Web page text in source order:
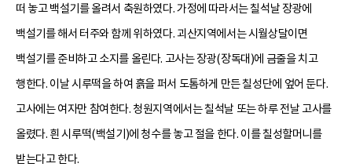
떠 놓고 백설기를 올려서 축원하였다. 가정에 따라서는 칠석날 장광에
백설기를 해서 터주와 함께 위하였다. 괴산지역에서는 시월상달이면
백설기를 준비하고 소지를 올린다. 고사는 장광(장독대)에 금줄을 치고
행한다. 이날 시루떡을 하여 흙을 퍼서 도톰하게 만든 칠성단에 엎어 둔다.
고사에는 여자만 참여한다. 청원지역에서는 칠석날 또는 하루 전날 고사를
올렸다. 흰 시루떡(백설기)에 청수를 놓고 절을 한다. 이를 칠성할머니를
받는다고 한다.